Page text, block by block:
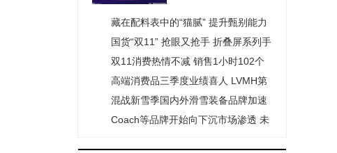
起...
藏在配料表中的“猫腻” 提升甄别能力
是关键
国货“双11” 抢眼又抢手 折叠屏系列手
机10分钟销量同比增长超400%
双11消费热情不减 销售1小时102个
品牌就实现成交额过亿元
高端消费品三季度业绩喜人 LVMH第
三季度销售额同比增长19%至197.55
亿欧元
混战新雪季国内外滑雪装备品牌加速
布局 能采取何种方式提升复购率?
Coach等品牌开始向下沉市场渗透 未